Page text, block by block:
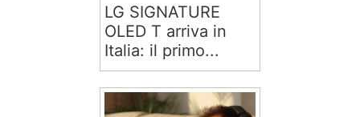
LG SIGNATURE
OLED T arriva in
Italia: il primo...